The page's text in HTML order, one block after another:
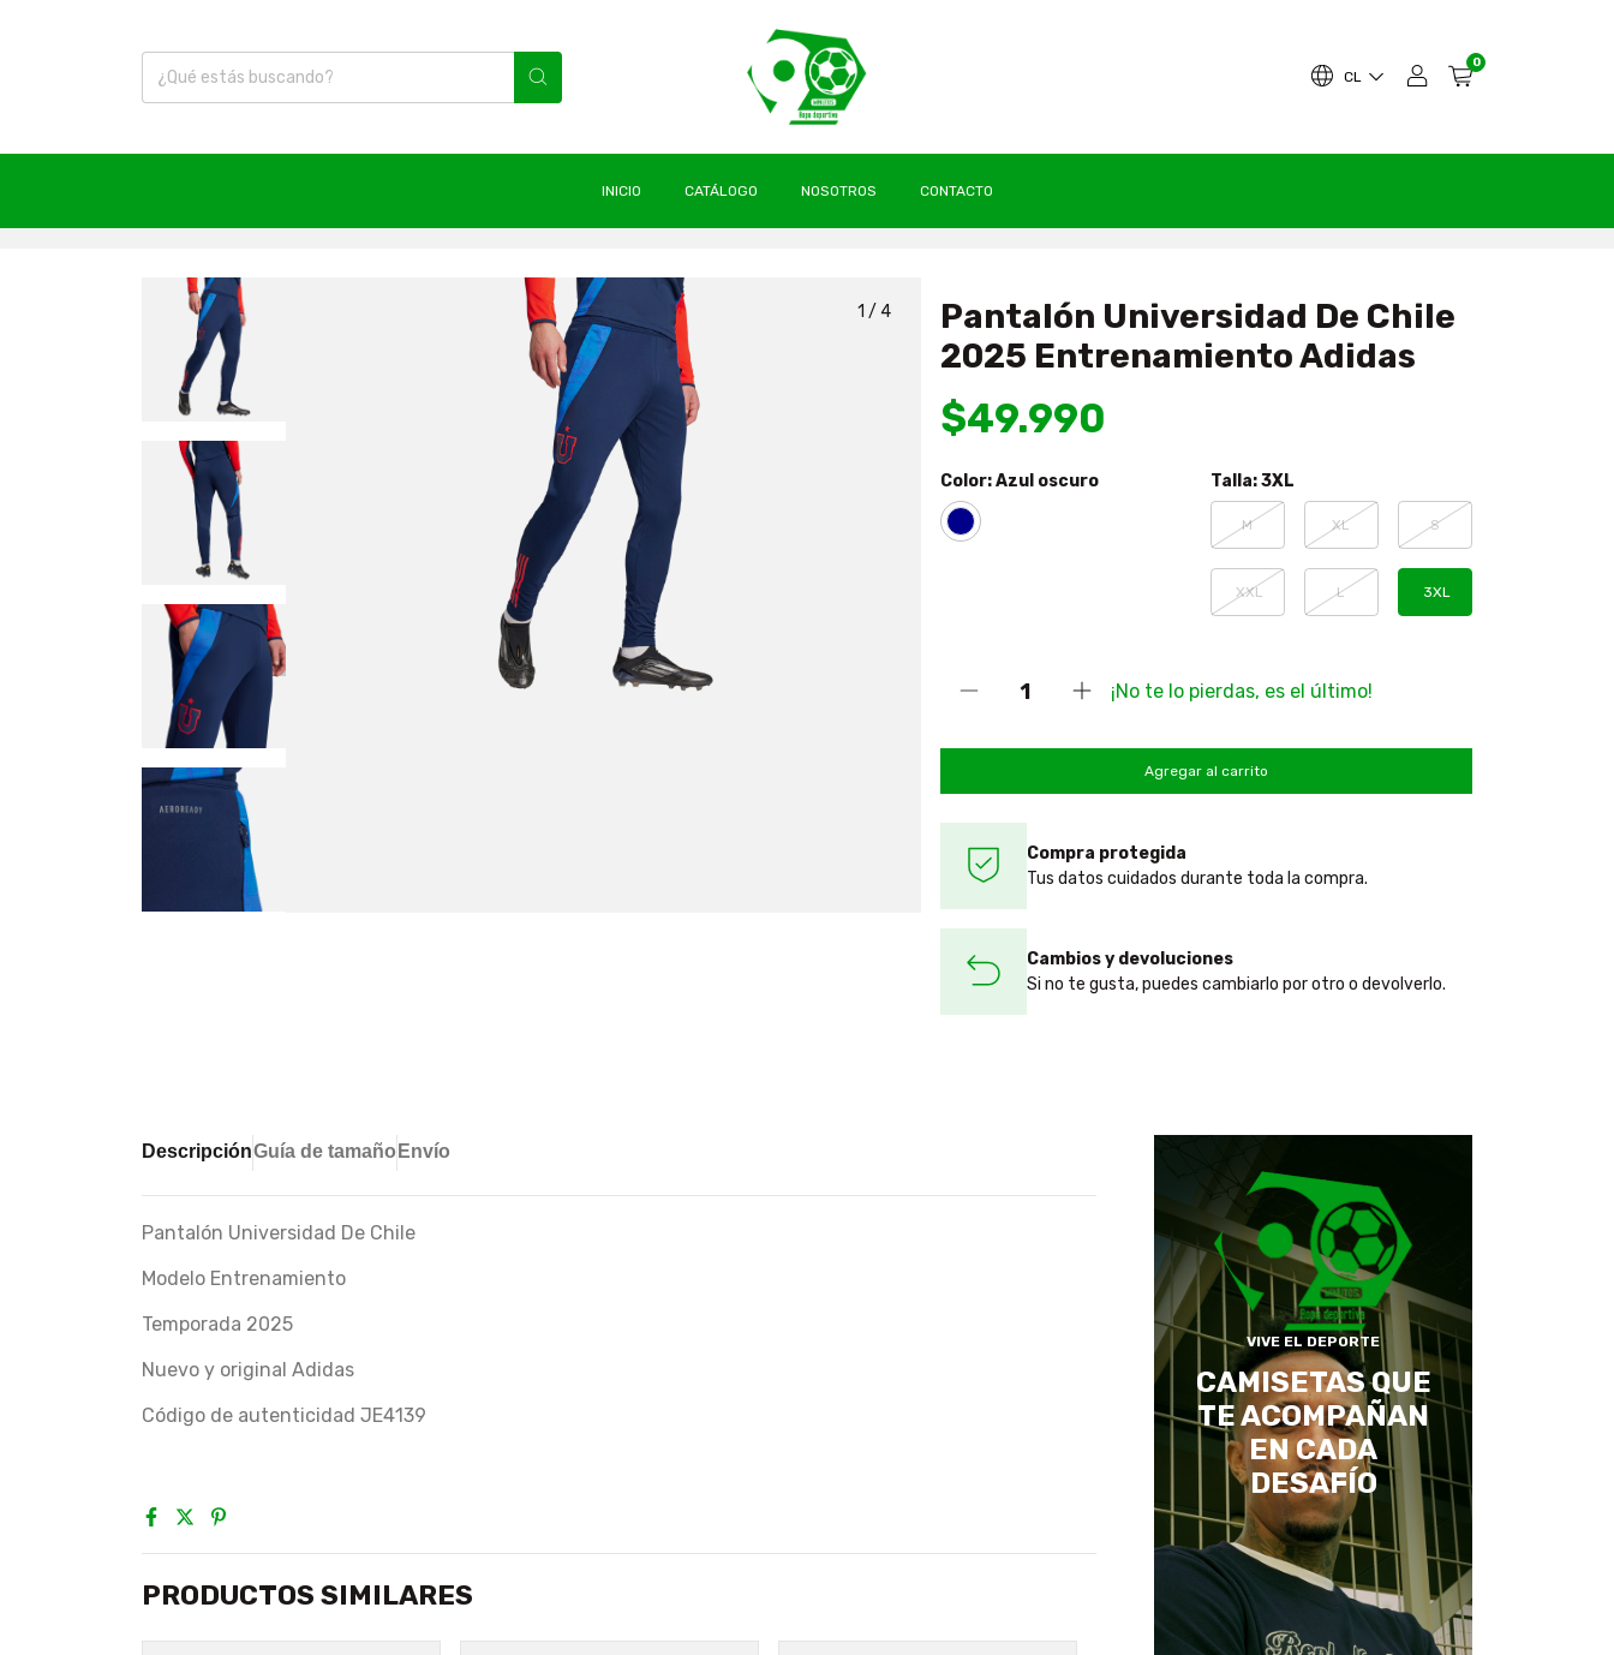
CL
0
INICIO CATÁLOGO NOSOTROS
CONTACTO
1 / 4
Pantalón Universidad De Chile
2025 Entrenamiento Adidas
$49.990
Color:Azul oscuro Talla:3XL
M XL S
XXL L 3XL
¡No te lo pierdas, es el último!
Compra protegida
Tus datos cuidados durante toda la compra.
Cambios y devoluciones
Si no te gusta, puedes cambiarlo por otro o devolverlo.
DescripciónGuía de tamaño Envío
Pantalón Universidad De Chile
Modelo Entrenamiento
Temporada 2025
Nuevo y original Adidas
Código de autenticidad JE4139
PRODUCTOS SIMILARES
VIVE EL DEPORTE
CAMISETAS QUE
TE ACOMPAÑAN
EN CADA
DESAFÍO